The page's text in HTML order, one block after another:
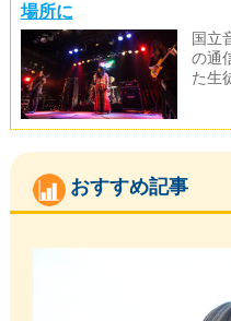
場所に
国立
の通
た生
おすすめ記事